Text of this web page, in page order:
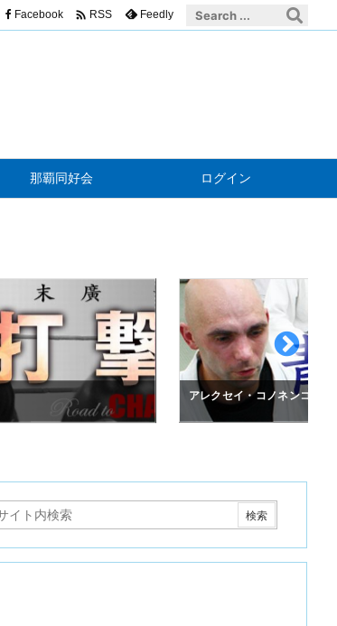
那覇同好会 ログイン
Facebook  RSS Feedly
アレクセイ・コノネンコ「